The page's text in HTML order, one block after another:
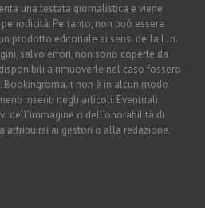
una testata giornalistica e viene
Pertanto, non può essere
prodotto editoriale ai sensi della L. n.
salvo errori, non sono coperte da
a rimuoverle nel caso fossero
Bookingroma.it non è in alcun modo
inseriti negli articoli. Eventuali
dell’immagine o dell’onorabilità di
attribuirsi ai gestori o alla redazione.